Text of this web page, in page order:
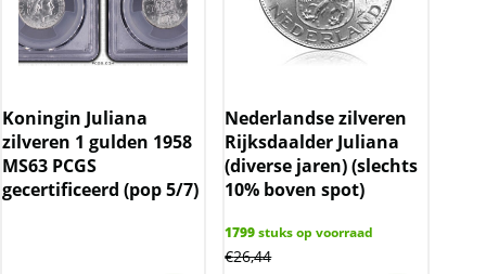
Koningin Juliana
zilveren 1 gulden 1958
MS63 PCGS
gecertificeerd (pop 5/7)
Nederlandse zilveren
Rijksdaalder Juliana
(diverse jaren) (slechts
10% boven spot)
1799stuks op voorraad
€26,44